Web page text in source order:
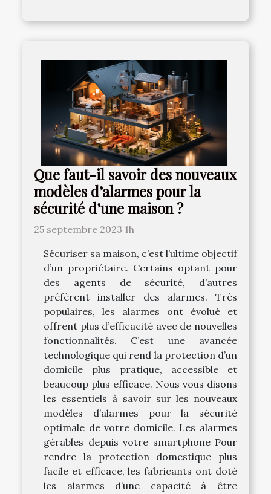
Que faut-il savoir des nouveaux
modèles d’alarmes pour la
sécurité d’une maison ?
25 septembre 2023 1h
Sécuriser sa maison, c’est l’ultime objectif
d’un propriétaire. Certains optant pour
des agents de sécurité, d’autres
préfèrent installer des alarmes. Très
populaires, les alarmes ont évolué et
offrent plus d’efficacité avec de nouvelles
fonctionnalités. C’est une avancée
technologique qui rend la protection d’un
domicile plus pratique, accessible et
beaucoup plus efficace. Nous vous disons
les essentiels à savoir sur les nouveaux
modèles d’alarmes pour la sécurité
optimale de votre domicile. Les alarmes
gérables depuis votre smartphone Pour
rendre la protection domestique plus
facile et efficace, les fabricants ont doté
les alarmes d’une capacité à être